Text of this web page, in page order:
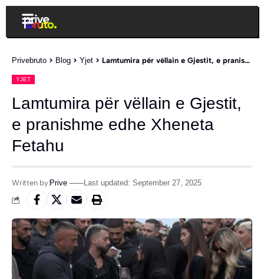
Privebruto > Blog > Yjet > Lamtumira për vëllain e Gjestit, e pranishme edhe Xheneta Fetahu
YJET
Lamtumira për vëllain e Gjestit,
e pranishme edhe Xheneta
Fetahu
Written by:Prive Last updated: September 27, 2025